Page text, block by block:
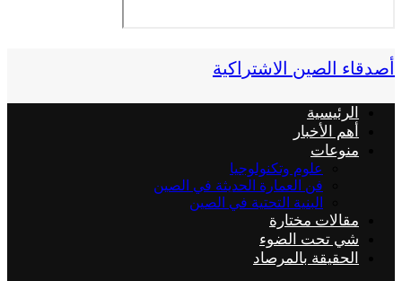
أصدقاء الصين الاشتراكية
الرئيسية
أهم الأخبار
منوعات
علوم وتكنولوجيا
فن العمارة الحديثة في الصين
البنية التحتية في الصين
مقالات مختارة
شي تحت الضوء
الحقيقة بالمرصاد